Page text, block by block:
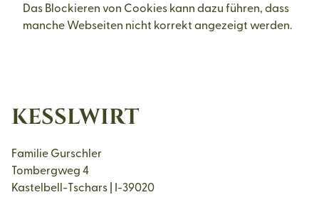
Das Blockieren von Cookies kann dazu führen, dass
manche Webseiten nicht korrekt angezeigt werden.
KESSLWIRT
Familie Gurschler
Tombergweg 4
Kastelbell-Tschars | I-39020